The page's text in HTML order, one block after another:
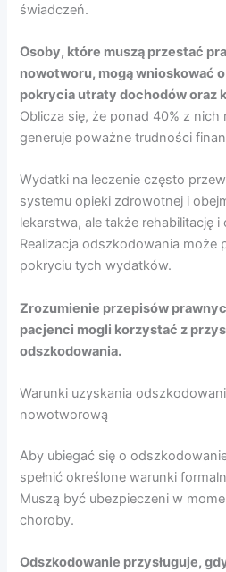
świadczeń.
Osoby, które muszą przestać
nowotworu, mogą wnioskować
pokrycia utraty dochodów oraz
Oblicza się, że ponad 40% z nich
generuje poważne trudności
Wydatki na leczenie często
systemu opieki zdrowotnej i
lekarstwa, ale także rehabilitację
Realizacja odszkodowania może
pokryciu tych wydatków.
Zrozumienie przepisów
pacjenci mogli korzystać z
odszkodowania.
Warunki uzyskania
nowotworową
Aby ubiegać się o
spełnić określone warunki
Muszą być ubezpieczeni w
choroby.
Odszkodowanie przysługuje,